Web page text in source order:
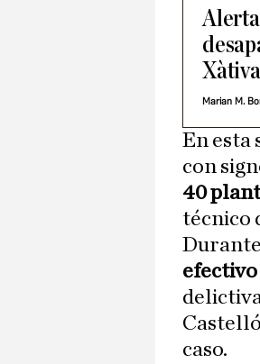
Xàtiva
Marian M.
En esta
con
40
técnico
efectivo
caso.